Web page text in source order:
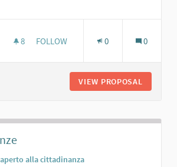
8 8 FOLLOWERS
FOLLOW 0 0
VIEW PROPOSAL
alla cittadinanza